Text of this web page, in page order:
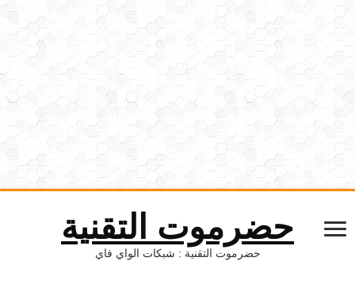
حضرموت التقنية
حضرموت التقنية : شبكات الواي فاي